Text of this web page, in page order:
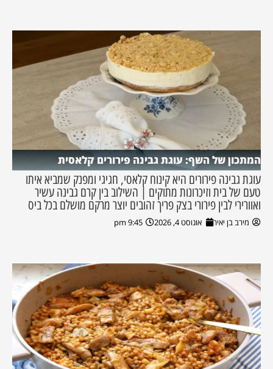
המתכון של השף: עוגת גבינה פירורים קלאסית
עוגת גבינה פירורים היא קינוח קלאסי, חגיגי ומפנק שמביא איתו
טעם של בית וזיכרונות מתוקים | השילוב בין קרם גבינה עשיר
ואוורירי לבין פירורי בצק פריך זהובים יוצר מרקם מושלם בכל ביס
מירב בן יאיר אוגוסט 4, 2026 9:45 pm